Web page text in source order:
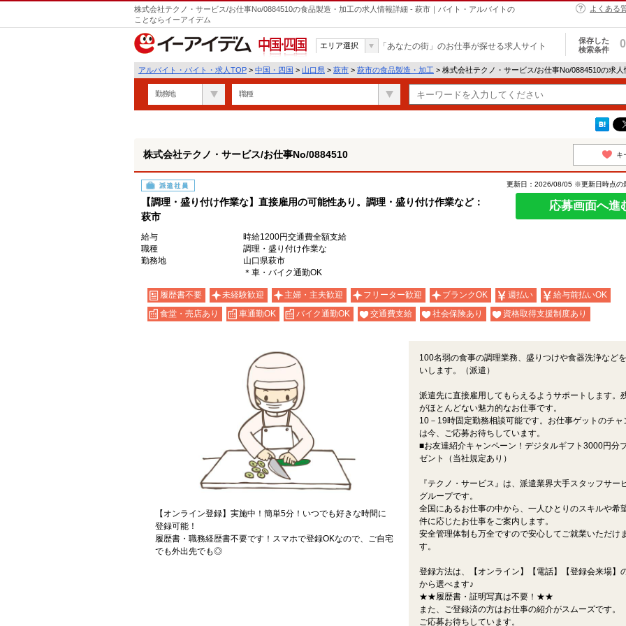
株式会社テクノ・サービス/お仕事No/0884510の食品製造・加工の求人情報詳細 - 萩市｜バイト・アルバイトの
ことならイーアイデム
よくある
中国・四国
エリア選択 「あなたの街」のお仕事が探せる求人サイト
保存した
検索条件
0
アルバイト・バイト・求人TOP > 中国・四国 > 山口県 > 萩市 > 萩市の食品製造・加工 > 株式会社テクノ・サービス/お仕事No/0884510の求人
勤務地 職種
株式会社テクノ・サービス/お仕事No/0884510 キ
派遣社員
【調理・盛り付け作業な】直接雇用の可能性あり。調理・盛り付け作業など：
萩市
更新日：2026/08/05 ※更新日時点の
応募画面へ進
給与
時給1200円交通費全額支給
職種
調理・盛り付け作業な
勤務地
山口県萩市
＊車・バイク通勤OK
履歴書不要 未経験歓迎 主婦・主夫歓迎 フリーター歓迎 ブランクOK 週払い
給与前払いOK
食堂・売店あり
車通勤OK バイク通勤OK 交通費支給 社会保険あり 資格取得支援制度あり
【オンライン登録】実施中！簡単5分！いつでも好きな時間に
登録可能！
履歴書・職務経歴書不要です！スマホで登録OKなので、ご自宅
でも外出先でも◎
100名弱の食事の調理業務、盛りつけや食器洗浄など
いします。（派遣）
派遣先に直接雇用してもらえるようサポートします。
がほとんどない魅力的なお仕事です。
10－19時固定勤務相談可能です。お仕事ゲットのチャ
は今、ご応募お待ちしています。
■お友達紹介キャンペーン！デジタルギフト3000円分
ゼント（当社規定あり）
『テクノ・サービス』は、派遣業界大手スタッフサー
グループです。
全国にあるお仕事の中から、一人ひとりのスキルや希
件に応じたお仕事をご案内します。
安全管理体制も万全ですので安心してご就業いただけま
す。
登録方法は、【オンライン】【電話】【登録会来場】
から選べます♪
★★履歴書・証明写真は不要！★★
また、ご登録済の方はお仕事の紹介がスムーズです。
ご応募お待ちしています。